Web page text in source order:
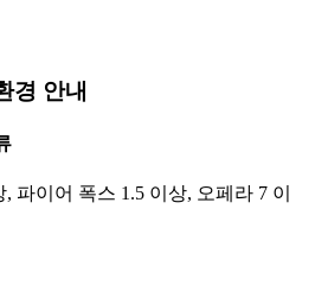
경 안내
파이어 폭스 1.5 이상, 오페라 7 이